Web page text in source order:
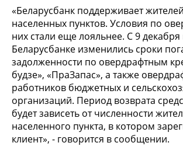
«Беларусбанк поддерживает
населенных пунктов. Условия по
них стали еще лояльнее. С 9 декабря
Беларусбанке изменились сроки
задолженности по овердрафтным
будзе», «ПраЗапас», а также
работников бюджетных и
организаций. Период возврата
будет зависеть от численности
населенного пункта, в котором
клиент», - говорится в сообщении.